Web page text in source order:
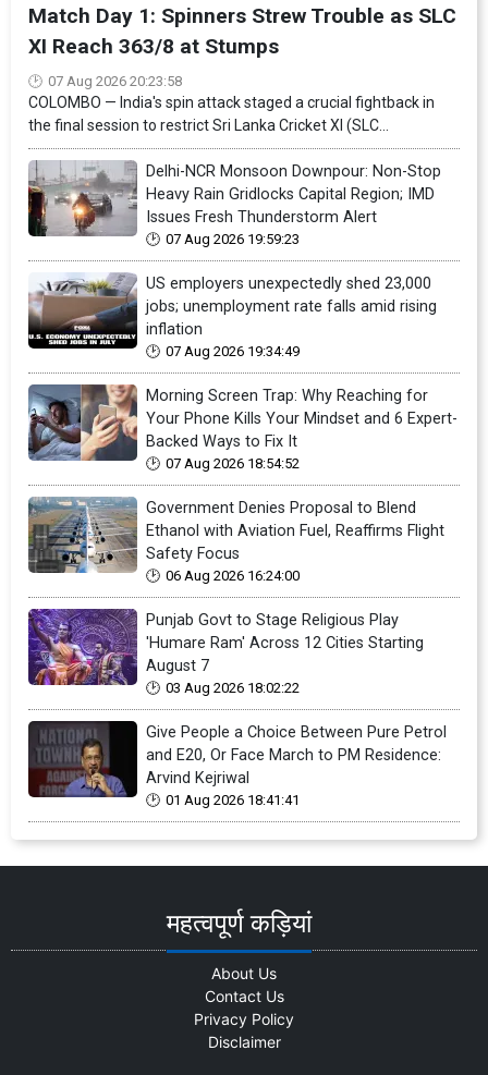
Match Day 1: Spinners Strew Trouble as SLC
XI Reach 363/8 at Stumps
07 Aug 2026 20:23:58
COLOMBO — India's spin attack staged a crucial fightback in
the final session to restrict Sri Lanka Cricket XI (SLC...
Delhi-NCR Monsoon Downpour: Non-Stop
Heavy Rain Gridlocks Capital Region; IMD
Issues Fresh Thunderstorm Alert
07 Aug 2026 19:59:23
US employers unexpectedly shed 23,000
jobs; unemployment rate falls amid rising
inflation
07 Aug 2026 19:34:49
Morning Screen Trap: Why Reaching for
Your Phone Kills Your Mindset and 6 Expert-
Backed Ways to Fix It
07 Aug 2026 18:54:52
Government Denies Proposal to Blend
Ethanol with Aviation Fuel, Reaffirms Flight
Safety Focus
06 Aug 2026 16:24:00
Punjab Govt to Stage Religious Play
'Humare Ram' Across 12 Cities Starting
August 7
03 Aug 2026 18:02:22
Give People a Choice Between Pure Petrol
and E20, Or Face March to PM Residence:
Arvind Kejriwal
01 Aug 2026 18:41:41
महत्वपूर्ण कड़ियां
About Us
Contact Us
Privacy Policy
Disclaimer